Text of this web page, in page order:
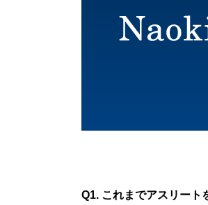
Q1. これまでアスリート